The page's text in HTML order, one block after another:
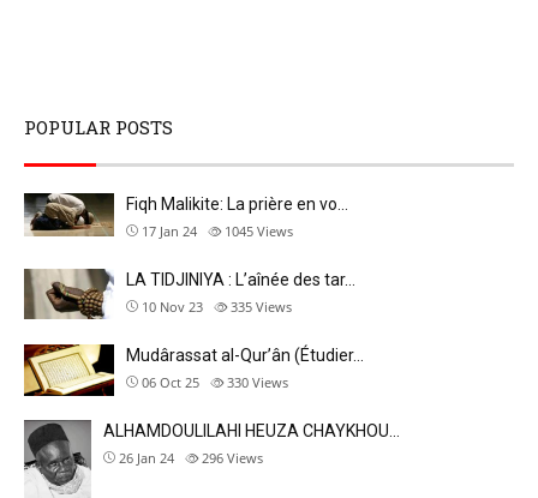
POPULAR POSTS
Fiqh Malikite: La prière en vo…
17 Jan 24 1045 Views
LA TIDJINIYA : L’aînée des tar…
10 Nov 23 335 Views
Mudârassat al-Qurʼân (Étudier…
06 Oct 25 330 Views
ALHAMDOULILAHI HEUZA CHAYKHOU…
26 Jan 24 296 Views